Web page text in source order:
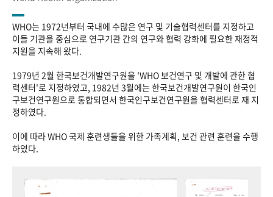
WHO는 1972년부터 국내에 수많은 연구 및 기술협력센터를 지정하고
이들 기관을 중심으로 연구기관 간의 연구와 협력 강화에 필요한 재정적
지원을 지속해 왔다.
1979년 2월 한국보건개발연구원을 'WHO 보건연구 및 개발에 관한 협
력센터'로 지정하였고, 1982년 3월에는 한국보건개발연구원이 한국인
구보건연구원으로 통합되면서 한국인구보건연구원을 협력센터로 재 지
정하였다.
이에 따라 WHO 국제 훈련생들을 위한 가족계획, 보건 관련 훈련을 수행
하였다.